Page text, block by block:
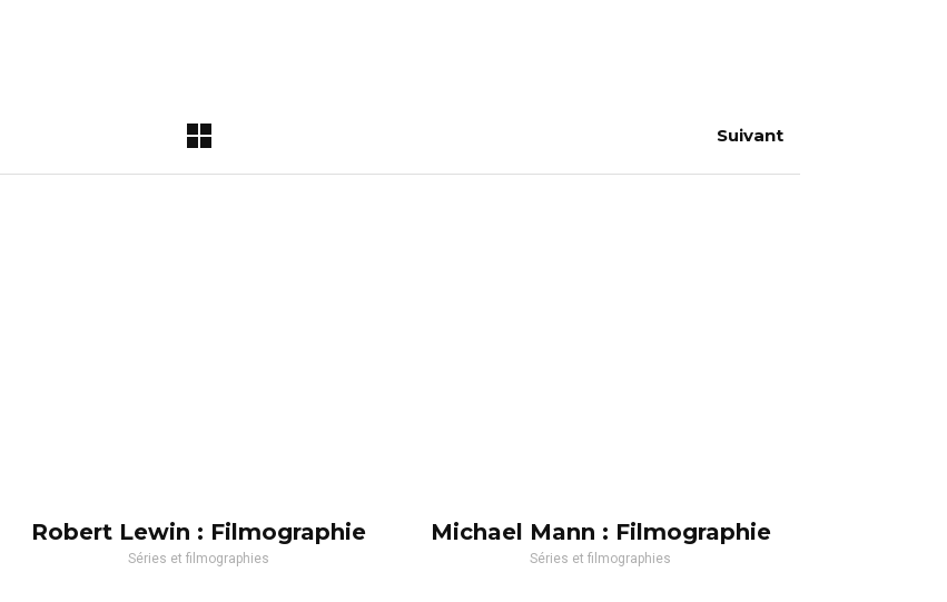
Suivant
Robert Lewin : Filmographie
Séries et filmographies
Michael Mann : Filmographie
Séries et filmographies